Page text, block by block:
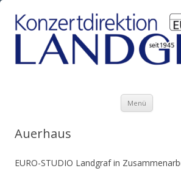
Menü
Auerhaus
EURO-STUDIO Landgraf in